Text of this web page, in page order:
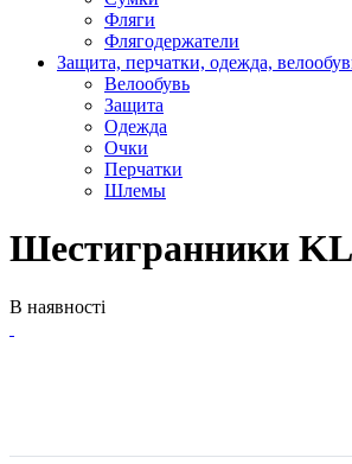
Фляги
Флягодержатели
Защита, перчатки, одежда,
Велообувь
Защита
Одежда
Очки
Перчатки
Шлемы
Шестигранники
В наявності